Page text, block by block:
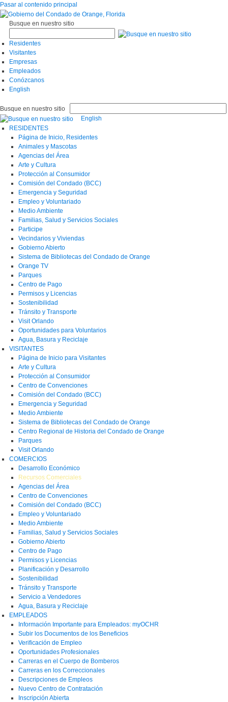
Pasar al contenido principal
Busque en nuestro sitio
Residentes
Visitantes
Empresas
Empleados
Conózcanos
English
Busque en nuestro sitio
English
RESIDENTES
Página de Inicio, Residentes
Animales y Mascotas
Agencias del Área
Arte y Cultura
Protección al Consumidor
Comisión del Condado (BCC)
Emergencia y Seguridad
Empleo y Voluntariado
Medio Ambiente
Familias, Salud y Servicios Sociales
Participe
Vecindarios y Viviendas
Gobierno Abierto
Sistema de Bibliotecas del Condado de Orange
Orange TV
Parques
Centro de Pago
Permisos y Licencias
Sostenibilidad
Tránsito y Transporte
Visit Orlando
Oportunidades para Voluntarios
Agua, Basura y Reciclaje
VISITANTES
Página de Inicio para Visitantes
Arte y Cultura
Protección al Consumidor
Centro de Convenciones
Comisión del Condado (BCC)
Emergencia y Seguridad
Medio Ambiente
Sistema de Bibliotecas del Condado de Orange
Centro Regional de Historia del Condado de Orange
Parques
Visit Orlando
COMERCIOS
Desarrollo Económico
Recursos Comerciales
Agencias del Área
Centro de Convenciones
Comisión del Condado (BCC)
Empleo y Voluntariado
Medio Ambiente
Familias, Salud y Servicios Sociales
Gobierno Abierto
Centro de Pago
Permisos y Licencias
Planificación y Desarrollo
Sostenibilidad
Tránsito y Transporte
Servicio a Vendedores
Agua, Basura y Reciclaje
EMPLEADOS
Información Importante para Empleados: myOCHR
Subir los Documentos de los Beneficios
Verificación de Empleo
Oportunidades Profesionales
Carreras en el Cuerpo de Bomberos
Carreras en los Correccionales
Descripciones de Empleos
Nuevo Centro de Contratación
Inscripción Abierta